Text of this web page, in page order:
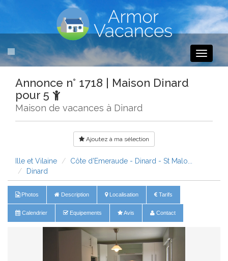
Toggle
Annonce n° 1718 | Maison Dinard
pour 5
Maison de vacances à Dinard
Ajoutez à ma sélection
Ille et Vilaine
Côte d'Emeraude - Dinard - St Malo...
Dinard
Photos Description Localisation Tarifs
Calendrier Equipements Avis Contact